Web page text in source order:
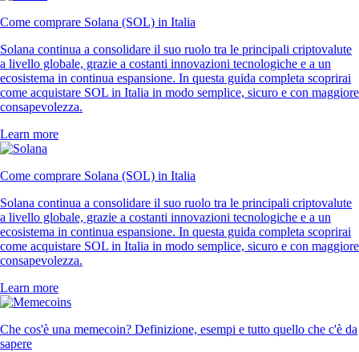
Come comprare Solana (SOL) in Italia
Solana continua a consolidare il suo ruolo tra le principali criptovalute
a livello globale, grazie a costanti innovazioni tecnologiche e a un
ecosistema in continua espansione. In questa guida completa scoprirai
come acquistare SOL in Italia in modo semplice, sicuro e con maggiore
consapevolezza.
Learn more
Come comprare Solana (SOL) in Italia
Solana continua a consolidare il suo ruolo tra le principali criptovalute
a livello globale, grazie a costanti innovazioni tecnologiche e a un
ecosistema in continua espansione. In questa guida completa scoprirai
come acquistare SOL in Italia in modo semplice, sicuro e con maggiore
consapevolezza.
Learn more
Che cos'è una memecoin? Definizione, esempi e tutto quello che c'è da
sapere